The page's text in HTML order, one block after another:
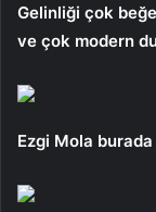
Gelinliği çok
ve çok modern
Ezgi Mola